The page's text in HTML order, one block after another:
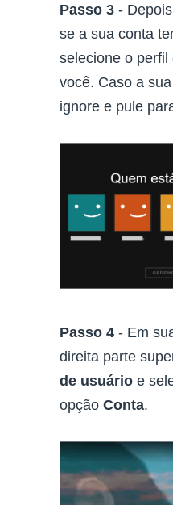
Passo 3 -
se a sua conta
selecione o perfil
você. Caso a
ignore e pule
Passo 4 - Em
direita parte
de usuário e
opção Conta.